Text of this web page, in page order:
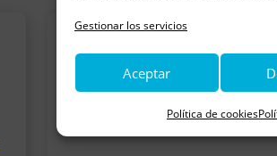
Gestionar los servicios
Aceptar
Política de cookies